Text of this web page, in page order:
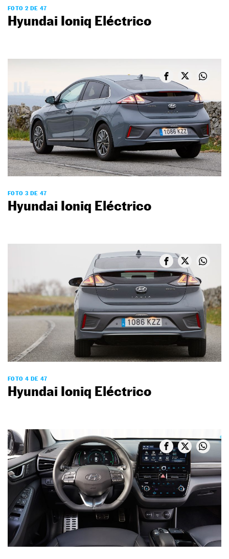
FOTO 2 DE 47
Hyundai Ioniq Eléctrico
FOTO 3 DE 47
Hyundai Ioniq Eléctrico
FOTO 4 DE 47
Hyundai Ioniq Eléctrico